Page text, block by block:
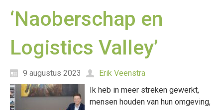
‘Naoberschap en
Logistics Valley’
9 augustus 2023
Erik Veenstra
Ik heb in meer streken gewerkt,
mensen houden van hun omgeving,